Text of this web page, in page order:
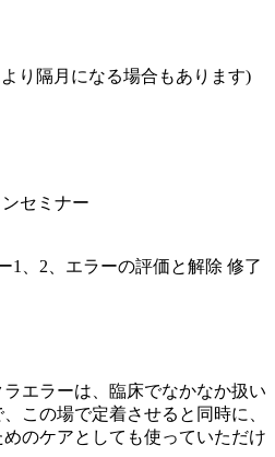
り隔月になる場合もあります)
セミナー
1、2、エラーの評価と解除 修了
エラーは、臨床でなかなか扱い
この場で定着させると同時に、
のケアとしても使っていただけ